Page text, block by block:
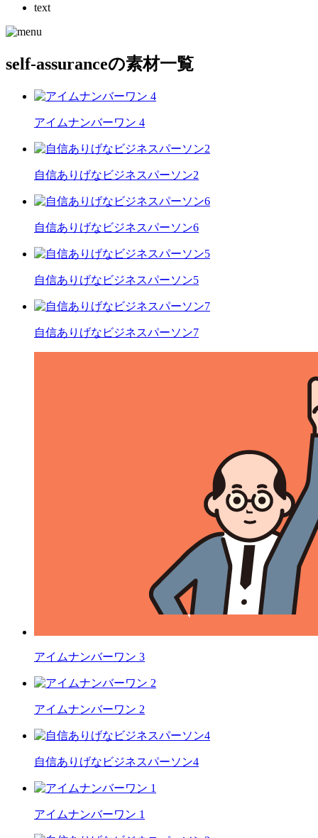
text
self‐assuranceの素材一覧
アイムナンバーワン 4
自信ありげなビジネスパーソン2
自信ありげなビジネスパーソン6
自信ありげなビジネスパーソン5
自信ありげなビジネスパーソン7
アイムナンバーワン 3
アイムナンバーワン 2
自信ありげなビジネスパーソン4
アイムナンバーワン 1